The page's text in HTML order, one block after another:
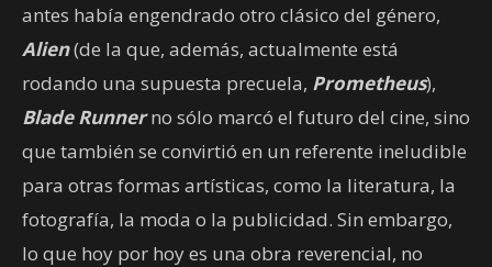
antes había engendrado otro clásico del género,
Alien(de la que, además, actualmente está
rodando una supuesta precuela, Prometheus),
Blade Runnerno sólo marcó el futuro del cine, sino
que también se convirtió en un referente ineludible
para otras formas artísticas, como la literatura, la
fotografía, la moda o la publicidad. Sin embargo,
lo que hoy por hoy es una obra reverencial, no